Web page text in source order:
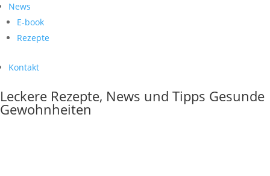
News
E-book
Rezepte
Kontakt
Leckere Rezepte, News und Tipps Gesunde
Gewohnheiten